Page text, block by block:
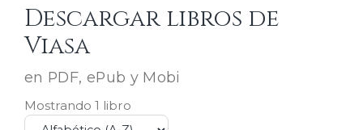
Descargar libros de
Viasa
en PDF, ePub y Mobi
Mostrando 1 libro